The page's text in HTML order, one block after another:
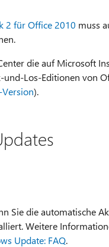
2 für Office 2010 muss
die auf Microsoft
Los-Editionen von
).
Sie die automatische
Weitere
Update: FAQ.